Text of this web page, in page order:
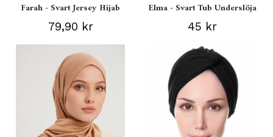
Farah - Svart Jersey Hijab
79,90 kr
Elma - Svart Tub Underslöja
45 kr